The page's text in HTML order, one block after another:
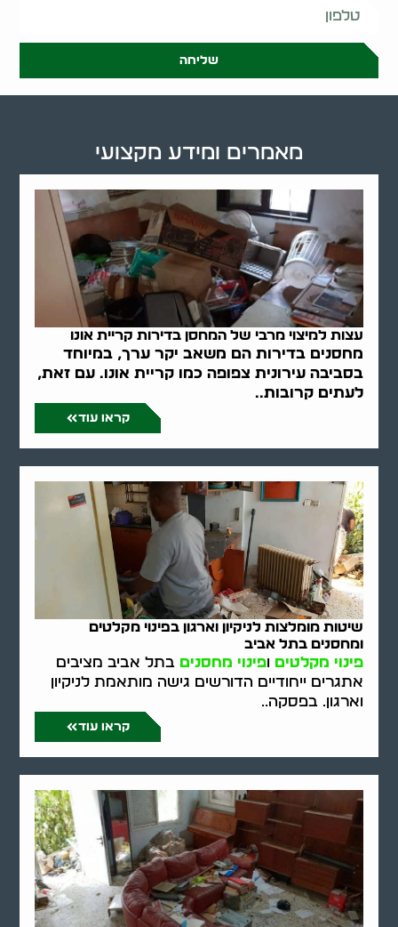
שליחה
עצות למיצוי מרבי של המחסן בדירות קריית אונו
מחסנים בדירות הם משאב יקר ערך, במיוחד
בסביבה עירונית צפופה כמו קריית אונו. עם זאת,
לעתים קרובות..
קראו עוד
שיטות מומלצות לניקיון וארגון בפינוי מקלטים
ומחסנים בתל אביב
פינוי מקלטים ופינוי מחסנים בתל אביב מציבים
אתגרים ייחודיים הדורשים גישה מותאמת לניקיון
וארגון. בפסקה..
קראו עוד
מאמרים ומידע מקצועי